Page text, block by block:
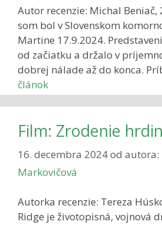
Autor recenzie: Michal Beniač,
som bol v Slovenskom
Martine 17.9.2024.
od začiatku a držalo v
dobrej nálade až do konca.
článok
Film: Zrodenie
16. decembra 2024od autora:
Markovičová
Autorka recenzie: Tereza
Ridge je životopisná, vojnová